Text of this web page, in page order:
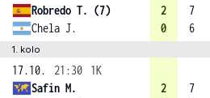
Robredo T. (7)
Chela J.
2
0
7
6
1. kolo
17.10. 21:30
1K
Safin M.
2
7